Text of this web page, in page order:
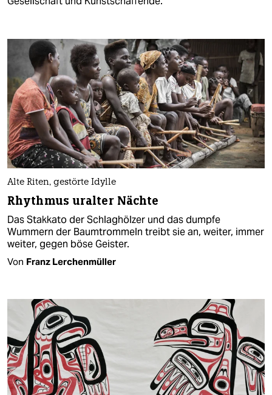
Alte Riten, gestörte Idylle
Rhythmus uralter Nächte
Das Stakkato der Schlaghölzer und das dumpfe
Wummern der Baumtrommeln treibt sie an, weiter, immer
weiter, gegen böse Geister.
Von Franz Lerchenmüller